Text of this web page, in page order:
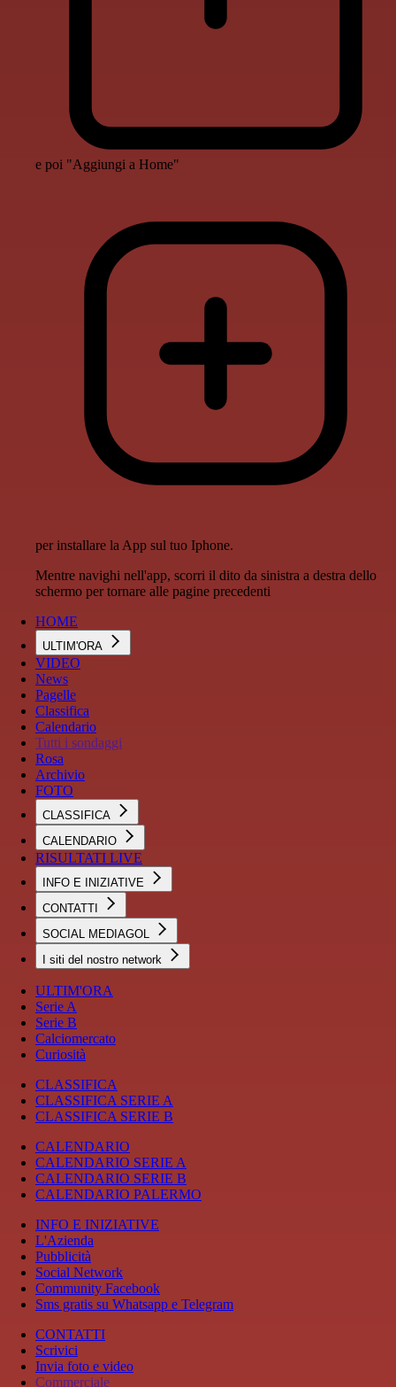
e poi "Aggiungi a Home"
per installare la App sul tuo Iphone.
Mentre navighi nell'app, scorri il dito da sinistra a destra dello
schermo per tornare alle pagine precedenti
HOME
ULTIM'ORA
VIDEO
News
Pagelle
Classifica
Calendario
Tutti i sondaggi
Rosa
Archivio
FOTO
CLASSIFICA
CALENDARIO
RISULTATI LIVE
INFO E INIZIATIVE
CONTATTI
SOCIAL MEDIAGOL
I siti del nostro network
ULTIM'ORA
Serie A
Serie B
Calciomercato
Curiosità
CLASSIFICA
CLASSIFICA SERIE A
CLASSIFICA SERIE B
CALENDARIO
CALENDARIO SERIE A
CALENDARIO SERIE B
CALENDARIO PALERMO
INFO E INIZIATIVE
L'Azienda
Pubblicità
Social Network
Community Facebook
Sms gratis su Whatsapp e Telegram
CONTATTI
Scrivici
Invia foto e video
Commerciale